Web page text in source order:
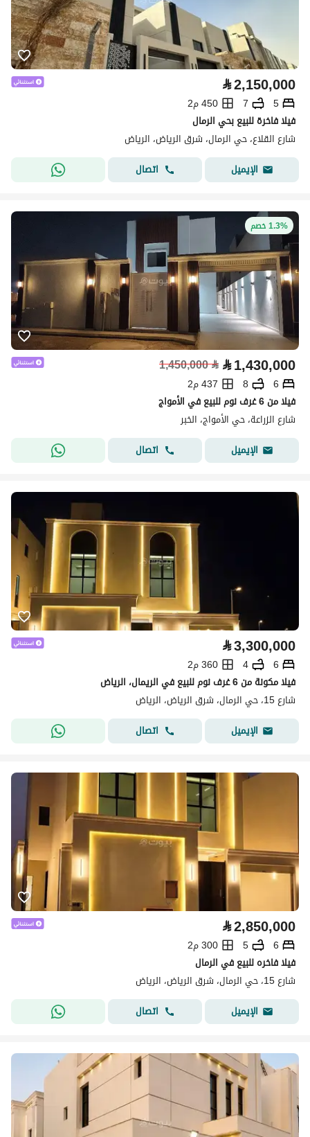
⃁2,150,000
5
7
450 م2
فيلا فاخرة للبيع بحي الرمال
شارع القلاع، حي الرمال، شرق الرياض، الرياض
الإيميل
اتصال
1.3% خصم
⃁1,430,000
⃁
1,450,000
6
8
437 م2
فيلا من 6 غرف نوم للبيع في الأمواج
شارع الزراعة، حي الأمواج، الخبر
الإيميل
اتصال
⃁3,300,000
6
4
360 م2
فيلا مكونة من 6 غرف نوم للبيع في الريمال، الرياض
شارع 15، حي الرمال، شرق الرياض، الرياض
الإيميل
اتصال
⃁2,850,000
6
5
300 م2
فيلا فاخره للبيع في الرمال
شارع 15، حي الرمال، شرق الرياض، الرياض
الإيميل
اتصال